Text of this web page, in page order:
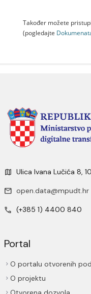
Također možete
(pogledajte